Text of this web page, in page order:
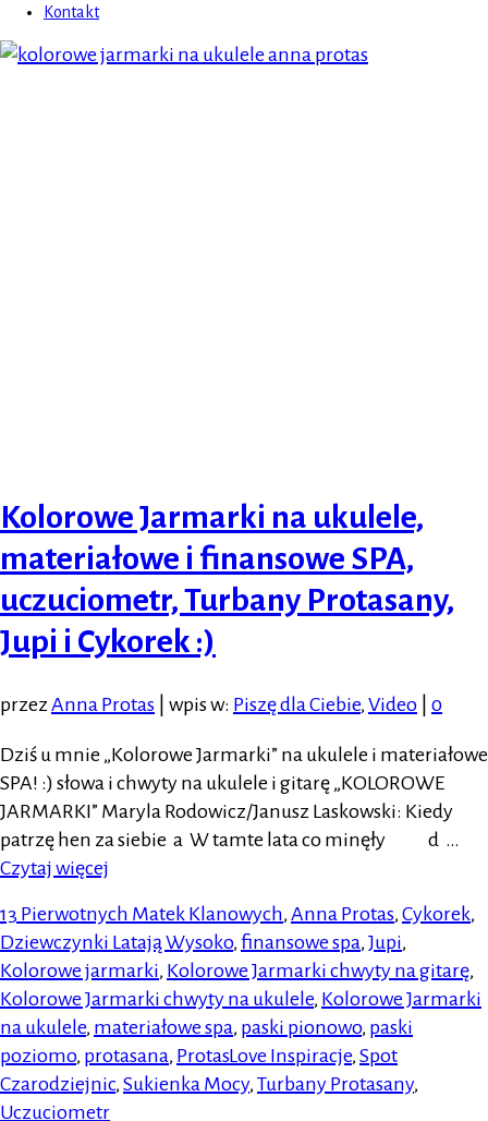
Kontakt
Kolorowe Jarmarki na ukulele,
materiałowe i finansowe SPA,
uczuciometr, Turbany Protasany,
Jupi i Cykorek :)
przez Anna Protas wpis w: Piszę dla Ciebie, Video 0
Dziś u mnie „Kolorowe Jarmarki” na ukulele i materiałowe
SPA! :) słowa i chwyty na ukulele i gitarę „KOLOROWE
JARMARKI” Maryla Rodowicz/Janusz Laskowski: Kiedy
patrzę hen za siebie a W tamte lata co minęły d …
Czytaj więcej
13 Pierwotnych Matek Klanowych, Anna Protas, Cykorek,
Dziewczynki Latają Wysoko, finansowe spa, Jupi,
Kolorowe jarmarki, Kolorowe Jarmarki chwyty na gitarę,
Kolorowe Jarmarki chwyty na ukulele, Kolorowe Jarmarki
na ukulele, materiałowe spa, paski pionowo, paski
poziomo, protasana, ProtasLove Inspiracje, Spot
Czarodziejnic, Sukienka Mocy, Turbany Protasany,
Uczuciometr